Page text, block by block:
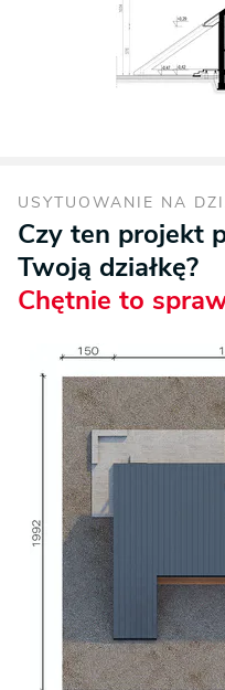
USYTUOWANIE NA
Czy ten projekt
Twoją działkę?
Chętnie to